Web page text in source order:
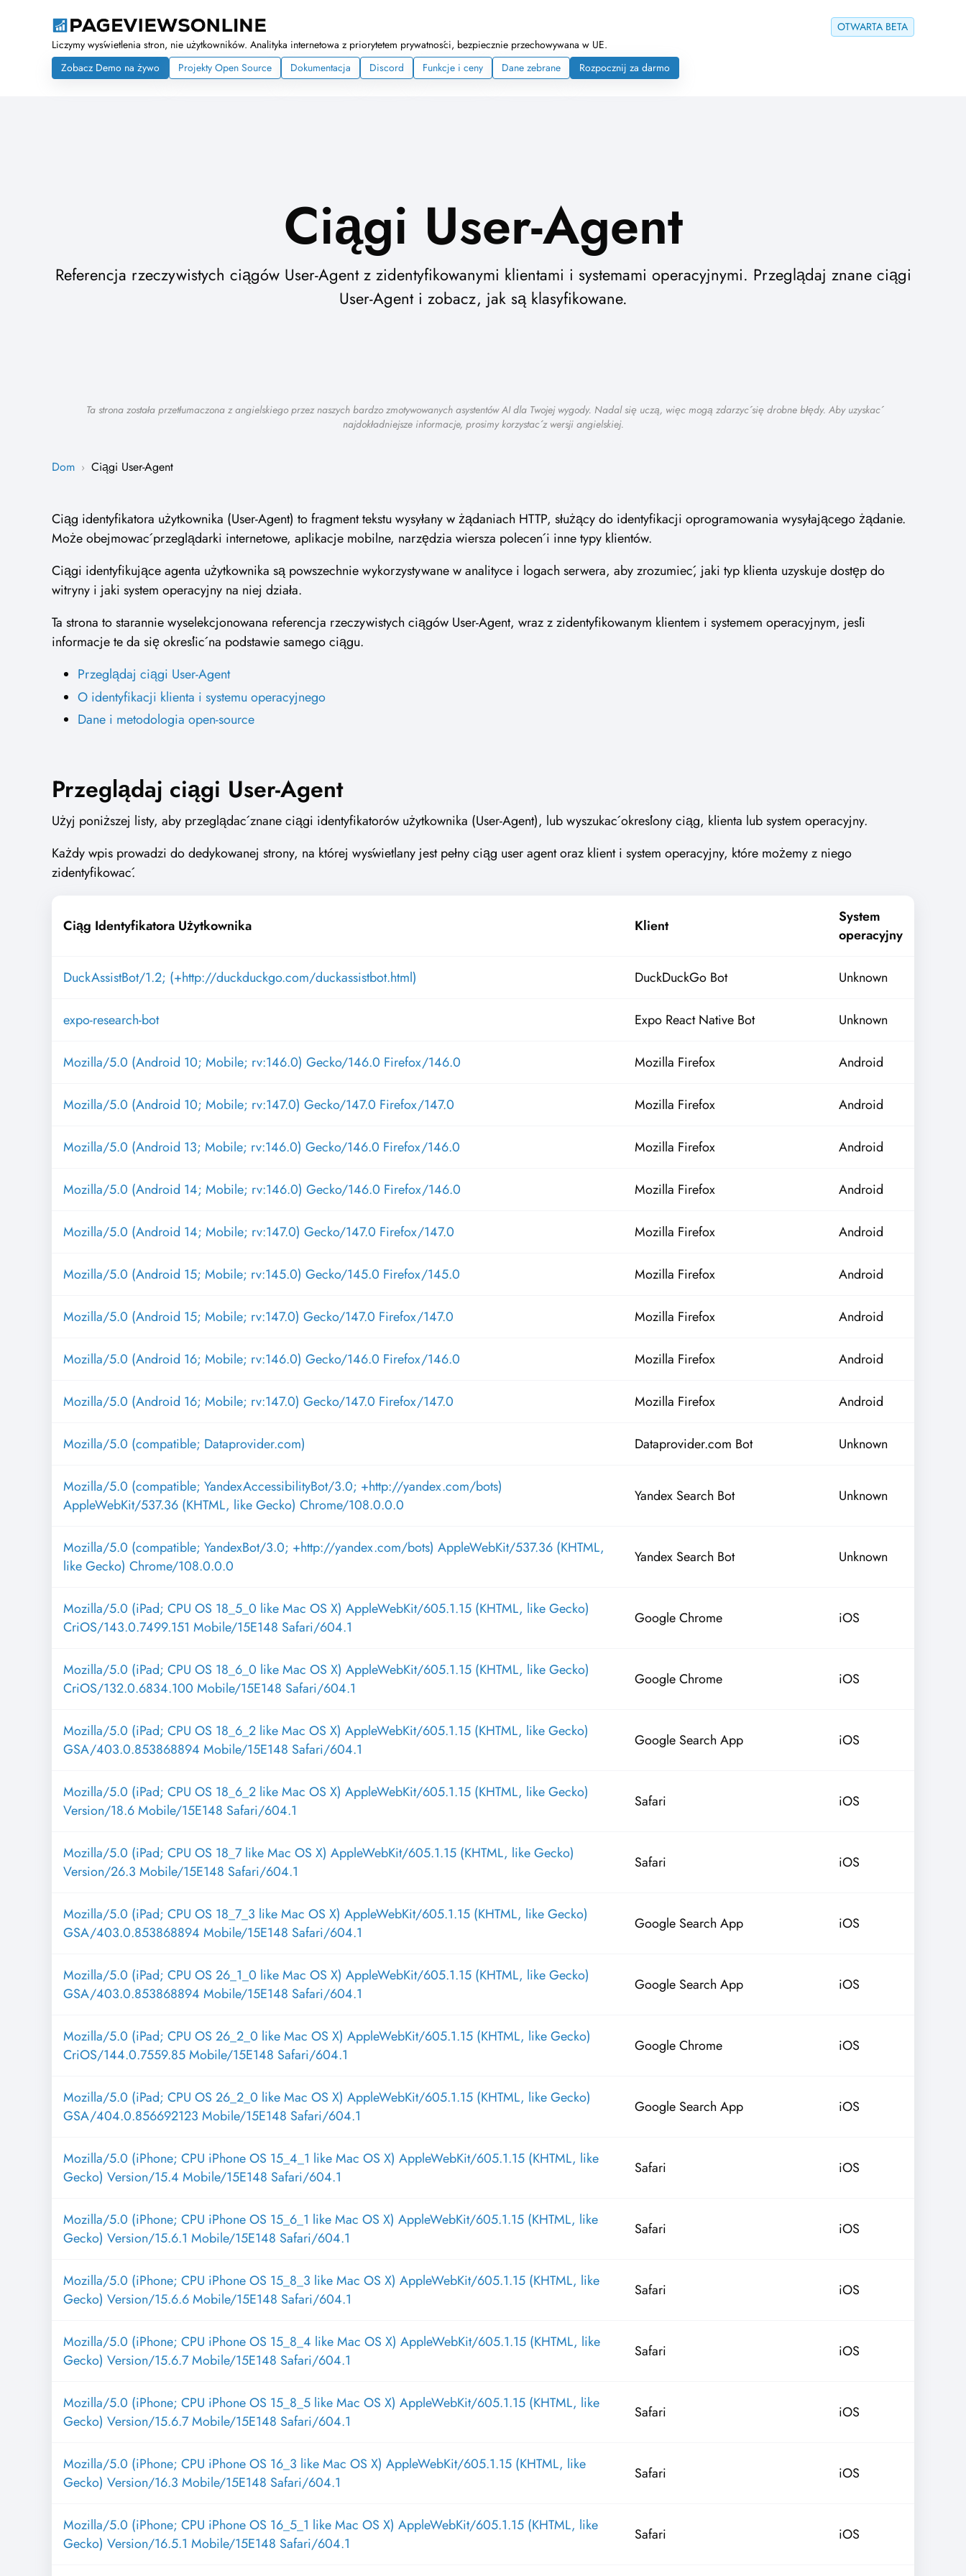
OTWARTA BETA
Liczymy wyświetlenia stron, nie użytkowników. Analityka internetowa z priorytetem prywatności, bezpiecznie przechowywana w UE.
Zobacz Demo na żywo
Projekty Open Source Dokumentacja Discord Funkcje i ceny Dane zebrane Rozpocznij za darmo
Ciągi User-Agent
Referencja rzeczywistych ciągów User-Agent z zidentyfikowanymi klientami i systemami operacyjnymi. Przeglądaj znane ciągi
User-Agent i zobacz, jak są klasyfikowane.
Ta strona została przetłumaczona z angielskiego przez naszych bardzo zmotywowanych asystentów AI dla Twojej wygody. Nadal się uczą, więc mogą zdarzyć się drobne błędy. Aby uzyskać
najdokładniejsze informacje, prosimy korzystać z wersji angielskiej.
Dom › Ciągi User-Agent
Ciąg identyfikatora użytkownika (User-Agent) to fragment tekstu wysyłany w żądaniach HTTP, służący do identyfikacji oprogramowania wysyłającego żądanie.
Może obejmować przeglądarki internetowe, aplikacje mobilne, narzędzia wiersza poleceń i inne typy klientów.
Ciągi identyfikujące agenta użytkownika są powszechnie wykorzystywane w analityce i logach serwera, aby zrozumieć, jaki typ klienta uzyskuje dostęp do
witryny i jaki system operacyjny na niej działa.
Ta strona to starannie wyselekcjonowana referencja rzeczywistych ciągów User-Agent, wraz z zidentyfikowanym klientem i systemem operacyjnym, jeśli
informacje te da się określić na podstawie samego ciągu.
Przeglądaj ciągi User-Agent
O identyfikacji klienta i systemu operacyjnego
Dane i metodologia open-source
Przeglądaj ciągi User-Agent
Użyj poniższej listy, aby przeglądać znane ciągi identyfikatorów użytkownika (User-Agent), lub wyszukać określony ciąg, klienta lub system operacyjny.
Każdy wpis prowadzi do dedykowanej strony, na której wyświetlany jest pełny ciąg user agent oraz klient i system operacyjny, które możemy z niego
zidentyfikować.
Ciąg Identyfikatora Użytkownika Klient
System
operacyjny
DuckAssistBot/1.2; (+http://duckduckgo.com/duckassistbot.html) DuckDuckGo Bot Unknown
expo-research-bot Expo React Native Bot Unknown
Mozilla/5.0 (Android 10; Mobile; rv:146.0) Gecko/146.0 Firefox/146.0 Mozilla Firefox Android
Mozilla/5.0 (Android 10; Mobile; rv:147.0) Gecko/147.0 Firefox/147.0 Mozilla Firefox Android
Mozilla/5.0 (Android 13; Mobile; rv:146.0) Gecko/146.0 Firefox/146.0 Mozilla Firefox Android
Mozilla/5.0 (Android 14; Mobile; rv:146.0) Gecko/146.0 Firefox/146.0 Mozilla Firefox Android
Mozilla/5.0 (Android 14; Mobile; rv:147.0) Gecko/147.0 Firefox/147.0 Mozilla Firefox Android
Mozilla/5.0 (Android 15; Mobile; rv:145.0) Gecko/145.0 Firefox/145.0 Mozilla Firefox Android
Mozilla/5.0 (Android 15; Mobile; rv:147.0) Gecko/147.0 Firefox/147.0 Mozilla Firefox Android
Mozilla/5.0 (Android 16; Mobile; rv:146.0) Gecko/146.0 Firefox/146.0 Mozilla Firefox Android
Mozilla/5.0 (Android 16; Mobile; rv:147.0) Gecko/147.0 Firefox/147.0 Mozilla Firefox Android
Mozilla/5.0 (compatible; Dataprovider.com) Dataprovider.com Bot Unknown
Mozilla/5.0 (compatible; YandexAccessibilityBot/3.0; +http://yandex.com/bots)
AppleWebKit/537.36 (KHTML, like Gecko) Chrome/108.0.0.0
Yandex Search Bot Unknown
Mozilla/5.0 (compatible; YandexBot/3.0; +http://yandex.com/bots) AppleWebKit/537.36 (KHTML,
like Gecko) Chrome/108.0.0.0
Yandex Search Bot Unknown
Mozilla/5.0 (iPad; CPU OS 18_5_0 like Mac OS X) AppleWebKit/605.1.15 (KHTML, like Gecko)
CriOS/143.0.7499.151 Mobile/15E148 Safari/604.1
Google Chrome iOS
Mozilla/5.0 (iPad; CPU OS 18_6_0 like Mac OS X) AppleWebKit/605.1.15 (KHTML, like Gecko)
CriOS/132.0.6834.100 Mobile/15E148 Safari/604.1
Google Chrome iOS
Mozilla/5.0 (iPad; CPU OS 18_6_2 like Mac OS X) AppleWebKit/605.1.15 (KHTML, like Gecko)
GSA/403.0.853868894 Mobile/15E148 Safari/604.1
Google Search App iOS
Mozilla/5.0 (iPad; CPU OS 18_6_2 like Mac OS X) AppleWebKit/605.1.15 (KHTML, like Gecko)
Version/18.6 Mobile/15E148 Safari/604.1
Safari iOS
Mozilla/5.0 (iPad; CPU OS 18_7 like Mac OS X) AppleWebKit/605.1.15 (KHTML, like Gecko)
Version/26.3 Mobile/15E148 Safari/604.1
Safari iOS
Mozilla/5.0 (iPad; CPU OS 18_7_3 like Mac OS X) AppleWebKit/605.1.15 (KHTML, like Gecko)
GSA/403.0.853868894 Mobile/15E148 Safari/604.1
Google Search App iOS
Mozilla/5.0 (iPad; CPU OS 26_1_0 like Mac OS X) AppleWebKit/605.1.15 (KHTML, like Gecko)
GSA/403.0.853868894 Mobile/15E148 Safari/604.1
Google Search App iOS
Mozilla/5.0 (iPad; CPU OS 26_2_0 like Mac OS X) AppleWebKit/605.1.15 (KHTML, like Gecko)
CriOS/144.0.7559.85 Mobile/15E148 Safari/604.1
Google Chrome iOS
Mozilla/5.0 (iPad; CPU OS 26_2_0 like Mac OS X) AppleWebKit/605.1.15 (KHTML, like Gecko)
GSA/404.0.856692123 Mobile/15E148 Safari/604.1
Google Search App iOS
Mozilla/5.0 (iPhone; CPU iPhone OS 15_4_1 like Mac OS X) AppleWebKit/605.1.15 (KHTML, like
Gecko) Version/15.4 Mobile/15E148 Safari/604.1
Safari iOS
Mozilla/5.0 (iPhone; CPU iPhone OS 15_6_1 like Mac OS X) AppleWebKit/605.1.15 (KHTML, like
Gecko) Version/15.6.1 Mobile/15E148 Safari/604.1
Safari iOS
Mozilla/5.0 (iPhone; CPU iPhone OS 15_8_3 like Mac OS X) AppleWebKit/605.1.15 (KHTML, like
Gecko) Version/15.6.6 Mobile/15E148 Safari/604.1
Safari iOS
Mozilla/5.0 (iPhone; CPU iPhone OS 15_8_4 like Mac OS X) AppleWebKit/605.1.15 (KHTML, like
Gecko) Version/15.6.7 Mobile/15E148 Safari/604.1
Safari iOS
Mozilla/5.0 (iPhone; CPU iPhone OS 15_8_5 like Mac OS X) AppleWebKit/605.1.15 (KHTML, like
Gecko) Version/15.6.7 Mobile/15E148 Safari/604.1
Safari iOS
Mozilla/5.0 (iPhone; CPU iPhone OS 16_3 like Mac OS X) AppleWebKit/605.1.15 (KHTML, like
Gecko) Version/16.3 Mobile/15E148 Safari/604.1
Safari iOS
Mozilla/5.0 (iPhone; CPU iPhone OS 16_5_1 like Mac OS X) AppleWebKit/605.1.15 (KHTML, like
Gecko) Version/16.5.1 Mobile/15E148 Safari/604.1
Safari iOS